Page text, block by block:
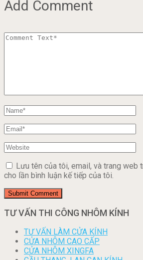
Add Comment
Lưu tên của tôi, email, và trang web
cho lần bình luận kế tiếp của tôi.
TƯ VẤN THI CÔNG NHÔM KÍNH
TƯ VẤN LÀM CỬA KÍNH
CỬA NHÔM CAO CẤP
CỬA NHÔM XINGFA